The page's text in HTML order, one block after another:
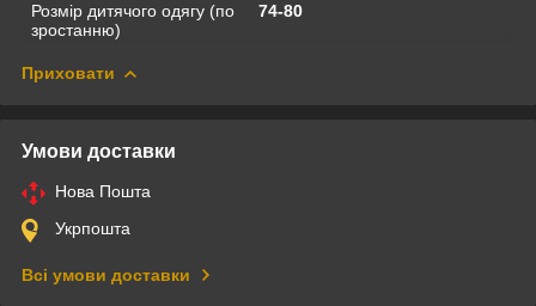
Розмір дитячого одягу (по
зростанню)
74-80
Приховати
Умови доставки
Нова Пошта
Укрпошта
Всі умови доставки